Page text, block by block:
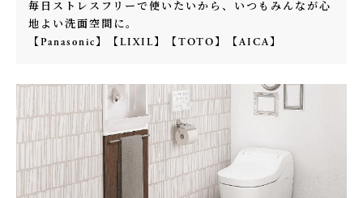
毎日ストレスフリーで使いたいから、いつもみんなが心
地よい洗面空間に。
【Panasonic】【LIXIL】【TOTO】【AICA】